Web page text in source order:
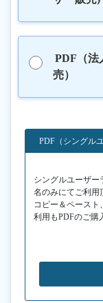
PDF（法
売）
PDF（シングル
シングルユーザー
名のみにてご利用
コピー＆ペース
利用もPDFのご購